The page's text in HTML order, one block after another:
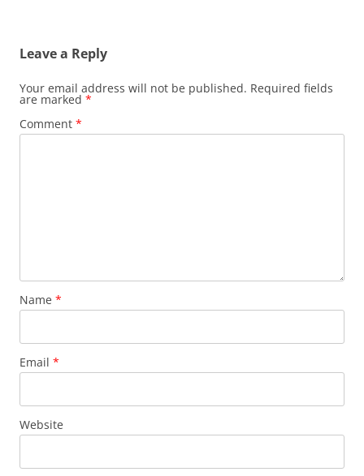
Leave a Reply
Your email address will not be published. Required fields
are marked *
Comment *
Name *
Email *
Website